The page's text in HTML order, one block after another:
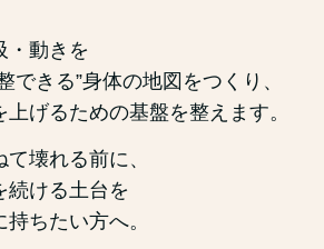
・動きを
できる”身体の地図をつくり、
上げるための基盤を整えます。
壊れる前に、
続ける土台を
ちたい方へ。